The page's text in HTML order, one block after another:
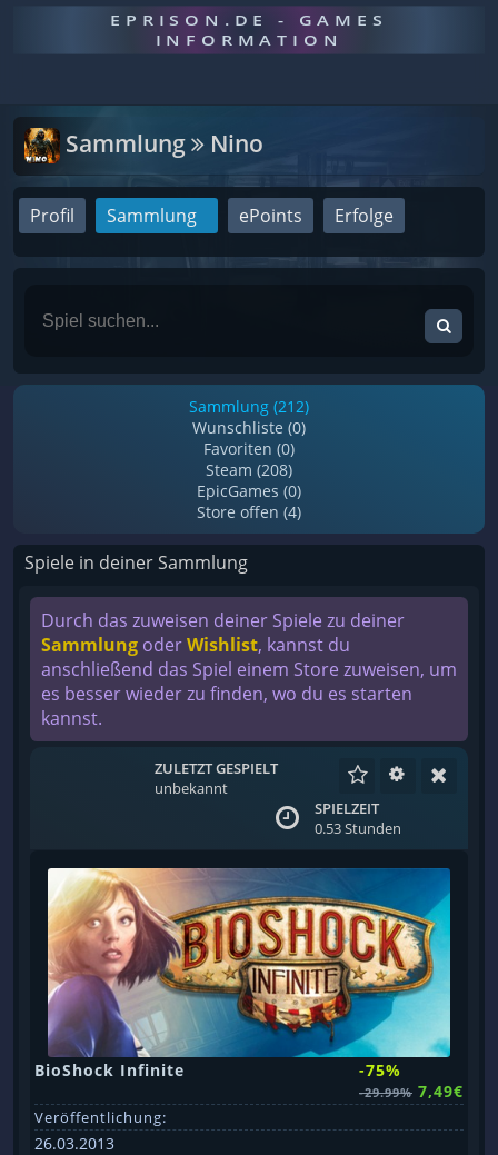
EPRISON.DE - GAMES
INFORMATION
Sammlung Nino
Profil Sammlung ePoints Erfolge
Sammlung (212)
Wunschliste (0)
Favoriten (0)
Steam (208)
EpicGames (0)
Store offen (4)
Spiele in deiner Sammlung
Durch das zuweisen deiner Spiele zu deiner
Sammlung oderWishlist, kannst du
anschließend das Spiel einem Store zuweisen, um
es besser wieder zu finden, wo du es starten
kannst.
ZULETZT GESPIELT
unbekannt
SPIELZEIT
0.53 Stunden
BioShock Infinite -75%
-29.99% 7,49€
Veröffentlichung:
26.03.2013